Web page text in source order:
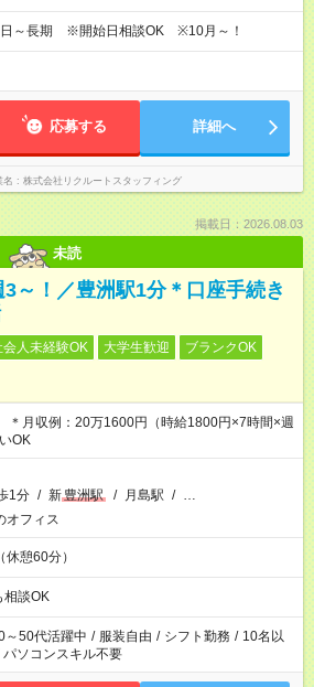
日～長期 ※開始日相談OK ※10月～！
応募する 詳細へ
名 株式会社リクルートスタッフィング
掲載日：2026.08.03
未読
～！／豊洲駅1分＊口座手続き
会人未経験OK 大学生歓迎
ブランクOK
月収例：20万1600円（時給1800円×7時間×週
OK
1分 / 新豊洲駅 / 月島駅 / …
オフィス
憩60分）
談OK
～50代活躍中 / 服装自由 / シフト勤務 / 10名以
パソコンスキル不要